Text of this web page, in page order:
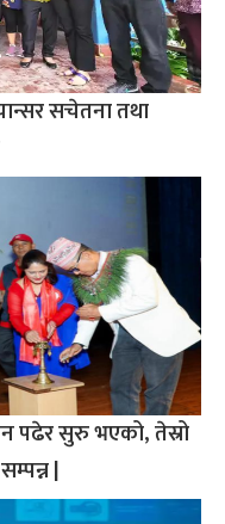
सचेतना तथा
पढेर सुरु भएको, तेस्रो
|